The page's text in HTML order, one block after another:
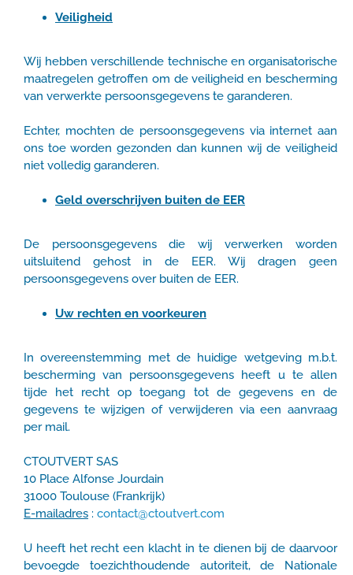
Veiligheid
Wij hebben verschillende technische en organisatorische
maatregelen getroffen om de veiligheid en bescherming
van verwerkte persoonsgegevens te garanderen.
Echter, mochten de persoonsgegevens via internet aan
ons toe worden gezonden dan kunnen wij de veiligheid
niet volledig garanderen.
Geld overschrijven buiten de EER
De persoonsgegevens die wij verwerken worden
uitsluitend gehost in de EER. Wij dragen geen
persoonsgegevens over buiten de EER.
Uw rechten en voorkeuren
In overeenstemming met de huidige wetgeving m.b.t.
bescherming van persoonsgegevens heeft u te allen
tijde het recht op toegang tot de gegevens en de
gegevens te wijzigen of verwijderen via een aanvraag
per mail.
CTOUTVERT SAS
10 Place Alfonse Jourdain
31000 Toulouse (Frankrijk)
E-mailadres : contact@ctoutvert.com
U heeft het recht een klacht in te dienen bij de daarvoor
bevoegde toezichthoudende autoriteit, de Nationale